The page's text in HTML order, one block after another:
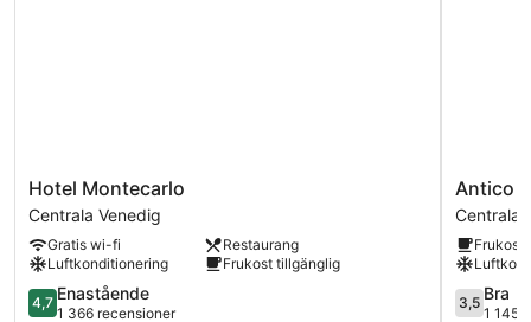
Hotel
Montecarlo
Centrala
Venedig
Hotel Montecarlo
Centrala Venedig
Gratis wi-fi
Restaurang
Luftkonditionering
Frukost tillgänglig
4.7
av
4,7 Enastående
1 366 recensioner
Antico
Panada
Centrala
Venedig
Antico
Centrala
Frukost
3.5
av
3,5 Bra
1 145